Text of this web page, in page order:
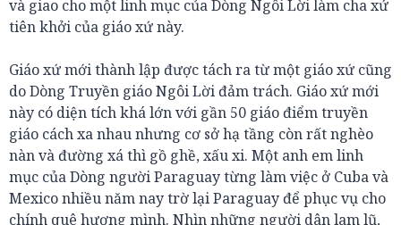
và giao cho một linh mục của Dòng Ngôi Lời làm cha xứ
tiên khởi của giáo xứ này.
Giáo xứ mới thành lập được tách ra từ một giáo xứ cũng
do Dòng Truyền giáo Ngôi Lời đảm trách. Giáo xứ mới
này có diện tích khá lớn với gần 50 giáo điểm truyền
giáo cách xa nhau nhưng cơ sở hạ tầng còn rất nghèo
nàn và đường xá thì gồ ghề, xấu xi. Một anh em linh
mục của Dòng người Paraguay từng làm việc ở Cuba và
Mexico nhiều năm nay trờ lại Paraguay để phục vụ cho
chính quê hương mình. Nhìn những người dân lam lũ,